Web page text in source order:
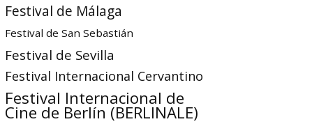
Festival de Málaga
Festival de San Sebastián
Festival de Sevilla
Festival Internacional Cervantino
Festival Internacional de
Cine de Berlín (BERLINALE)